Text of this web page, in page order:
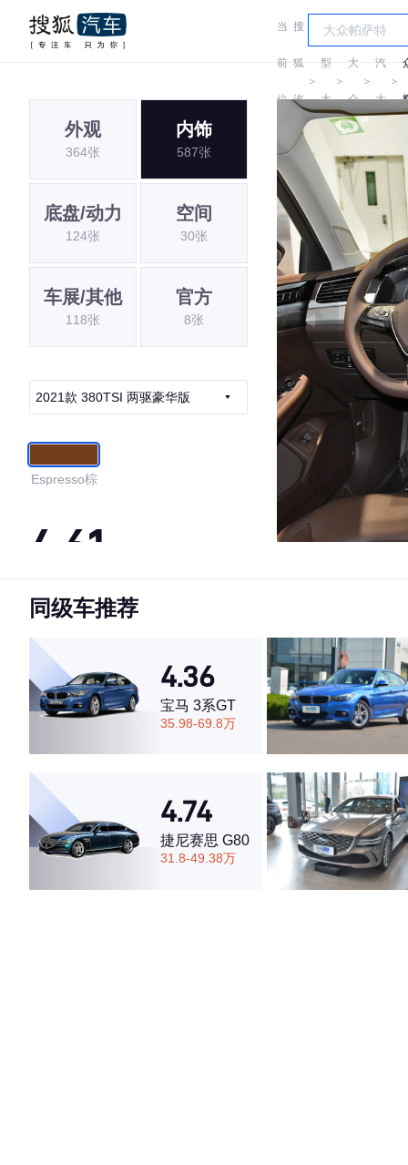
当
前
位
搜
狐
汽
车
＞
车
型
大
＞
大
众
＞
上
汽
大
＞
外观
364张
内饰
587张
底盘/动力
124张
空间
30张
车展/其他
118张
官方
8张
2021款 380TSI 两驱豪华版
Espresso棕
4.61
·外观表现一般，低于86%同级车
·空间表现较为优秀，优于55%同级车
同级车推荐
4.36
宝马 3系GT
35.98-69.8万
4.74
捷尼赛思 G80
31.8-49.38万